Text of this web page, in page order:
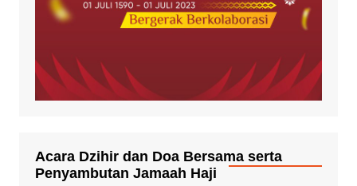
Acara Dzihir dan Doa Bersama serta
Penyambutan Jamaah Haji